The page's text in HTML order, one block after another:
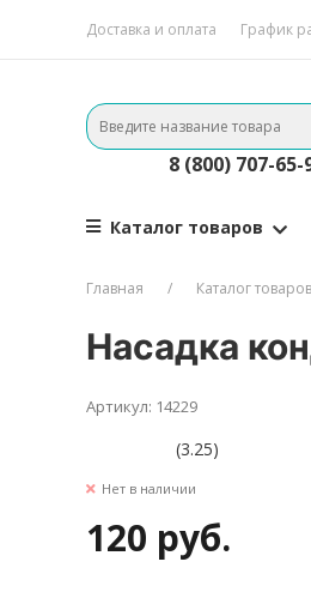
Доставка и оплата График
8 (800) 707-65-
Каталог товаров
Главная Каталог товаров
Насадка
Артикул: 14229
(3.25)
Нет в наличии
120 руб.